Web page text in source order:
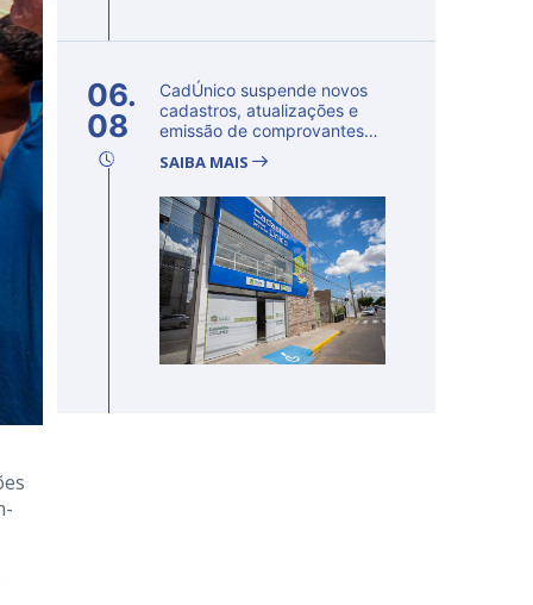
06.
08
CadÚnico suspende novos
cadastros, atualizações e
emissão de comprovantes
SAIBA MAIS